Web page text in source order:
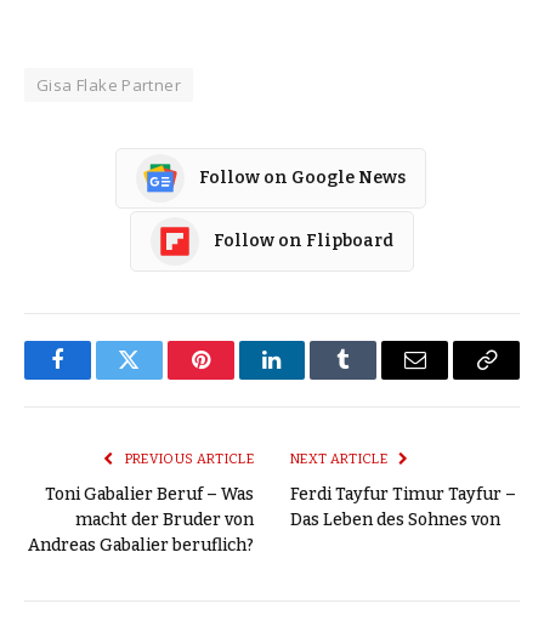
Gisa Flake Partner
Follow on Google News
Follow on Flipboard
FacebookTwitter PinterestLinkedInTumblr Email
Copy
PREVIOUS ARTICLE
Toni Gabalier Beruf – Was
macht der Bruder von
Andreas Gabalier beruflich?
NEXT ARTICLE
Ferdi Tayfur Timur Tayfur –
Das Leben des Sohnes von